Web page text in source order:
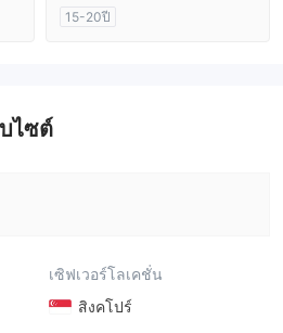
15-20ปี
ไซต์
เซิฟเวอร์โลเคชั่น
สิงคโปร์